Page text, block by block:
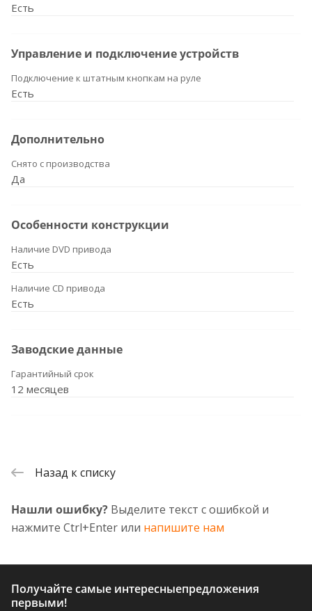
Есть
Управление и подключение устройств
Подключение к штатным кнопкам на руле
Есть
Дополнительно
Снято с производства
Да
Особенности конструкции
Наличие DVD привода
Есть
Наличие CD привода
Есть
Заводские данные
Гарантийный срок
12 месяцев
Назад к списку
Нашли ошибку? Выделите текст с ошибкой и
нажмите Ctrl+Enter или напишите нам
Получайте самые интересныепредложения
первыми!